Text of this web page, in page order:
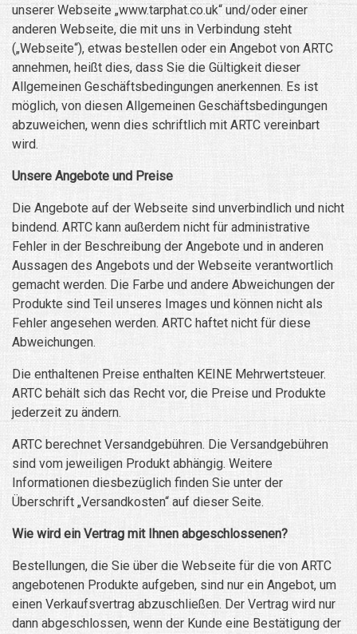
unserer Webseite „www.tarphat.co.uk“ und/oder einer
anderen Webseite, die mit uns in Verbindung steht
(„Webseite“), etwas bestellen oder ein Angebot von ARTC
annehmen, heißt dies, dass Sie die Gültigkeit dieser
Allgemeinen Geschäftsbedingungen anerkennen. Es ist
möglich, von diesen Allgemeinen Geschäftsbedingungen
abzuweichen, wenn dies schriftlich mit ARTC vereinbart
wird.
Unsere Angebote und Preise
Die Angebote auf der Webseite sind unverbindlich und nicht
bindend. ARTC kann außerdem nicht für administrative
Fehler in der Beschreibung der Angebote und in anderen
Aussagen des Angebots und der Webseite verantwortlich
gemacht werden. Die Farbe und andere Abweichungen der
Produkte sind Teil unseres Images und können nicht als
Fehler angesehen werden. ARTC haftet nicht für diese
Abweichungen.
Die enthaltenen Preise enthalten KEINE Mehrwertsteuer.
ARTC behält sich das Recht vor, die Preise und Produkte
jederzeit zu ändern.
ARTC berechnet Versandgebühren. Die Versandgebühren
sind vom jeweiligen Produkt abhängig. Weitere
Informationen diesbezüglich finden Sie unter der
Überschrift „Versandkosten“ auf dieser Seite.
Wie wird ein Vertrag mit Ihnen abgeschlossenen?
Bestellungen, die Sie über die Webseite für die von ARTC
angebotenen Produkte aufgeben, sind nur ein Angebot, um
einen Verkaufsvertrag abzuschließen. Der Vertrag wird nur
dann abgeschlossen, wenn der Kunde eine Bestätigung der